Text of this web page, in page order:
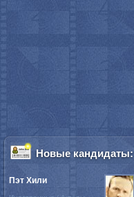
Новые кандидаты:
Пэт Хили